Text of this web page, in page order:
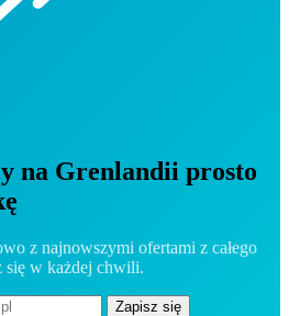
na Grenlandii prosto
z najnowszymi ofertami z całego
w każdej chwili.
Zapisz się